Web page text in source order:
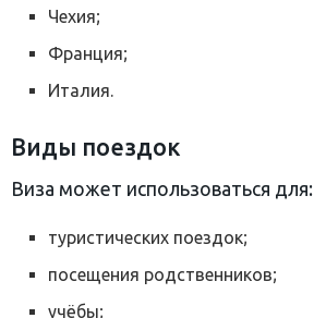
Чехия;
Франция;
Италия.
Виды поездок
Виза может использоваться для:
туристических поездок;
посещения родственников;
учёбы;